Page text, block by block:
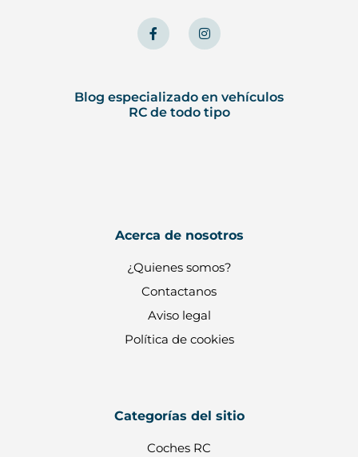
F
a
c
e
o
k
-
I
n
s
t
r
a
m
Blog especializado en vehículos
RC de todo tipo
Acerca de nosotros
¿Quienes somos?
Contactanos
Aviso legal
Política de cookies
Categorías del sitio
Coches RC